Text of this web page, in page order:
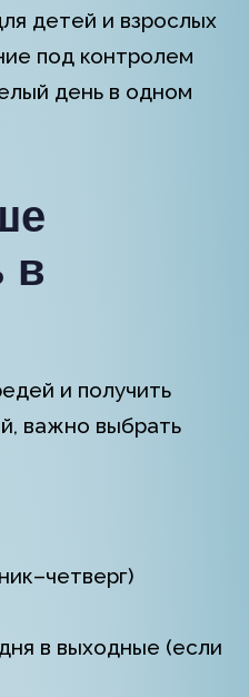
детей и взрослых
под контролем
день в одном
в
и получить
важно выбрать
в выходные (если